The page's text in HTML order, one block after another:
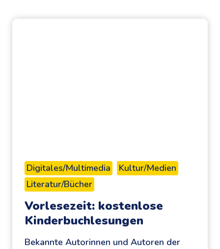
Digitales/Multimedia
Kultur/Medien
Literatur/Bücher
Vorlesezeit: kostenlose
Kinderbuchlesungen
Bekannte Autorinnen und Autoren der